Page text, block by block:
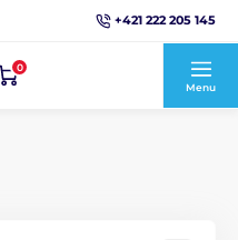
+421 222 205 145
0
Menu